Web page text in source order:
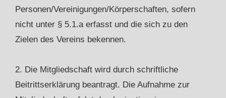
Personen/Vereinigungen/Körperschaften, sofern
nicht unter § 5.1.a erfasst und die sich zu den
Zielen des Vereins bekennen.
2. Die Mitgliedschaft wird durch schriftliche
Beitrittserklärung beantragt. Die Aufnahme zur